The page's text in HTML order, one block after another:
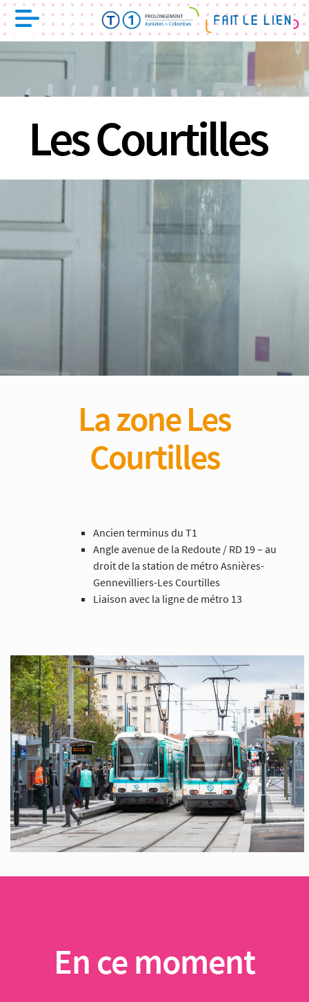
Les Courtilles
La zone Les
Courtilles
Ancien terminus du T1
Angle avenue de la Redoute / RD 19 – au
droit de la station de métro Asnières-
Gennevilliers-Les Courtilles
Liaison avec la ligne de métro 13
En ce moment